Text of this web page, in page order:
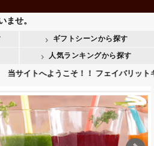
ませ。
ギフトシーンから探す
人気ランキングから探す
トへようこそ！！ フェイバリット
す
フト
ギフト
人
ンキング